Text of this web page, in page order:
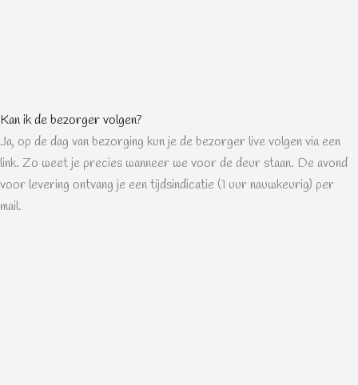
Kan ik de bezorger volgen?
Ja, op de dag van bezorging kun je de bezorger live volgen via een
link. Zo weet je precies wanneer we voor de deur staan. De avond
voor levering ontvang je een tijdsindicatie (1 uur nauwkeurig) per
mail.